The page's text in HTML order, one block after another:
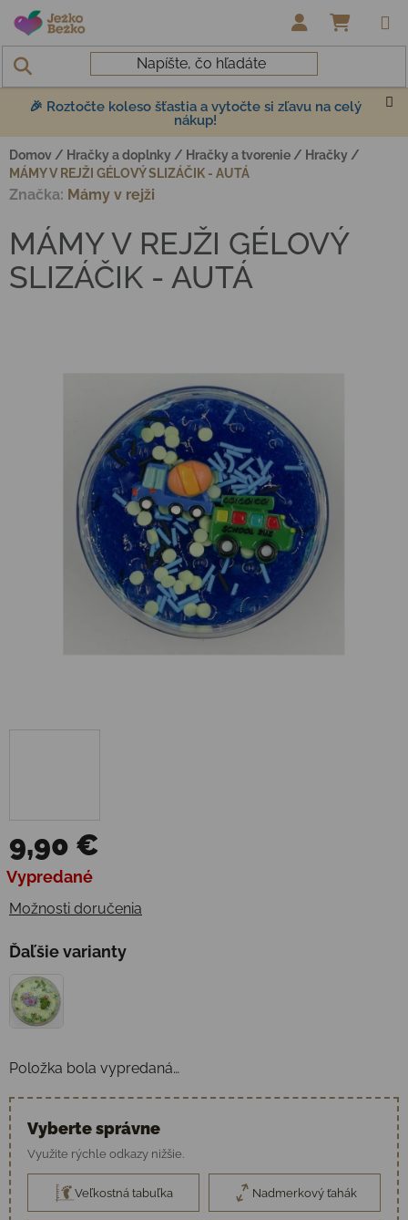
Prejsť na obsah
🎉 Roztočte koleso šťastia a vytočte si zľavu na celý
nákup!
Domov / Hračky a doplnky / Hračky a tvorenie / Hračky /
MÁMY V REJŽI GÉLOVÝ SLIZÁČIK - AUTÁ
9,90 €
Jednotková cena:
Vypredané
Možnosti doručenia
Ďaľšie varianty
Položka bola vypredaná…
Vyberte správne
Využite rýchle odkazy nižšie.
Veľkostná tabuľka Nadmerkový ťahák
MÁMY V REJŽI GÉLOVÝ
SLIZÁČIK - AUTÁ
Značka: Mámy v rejži